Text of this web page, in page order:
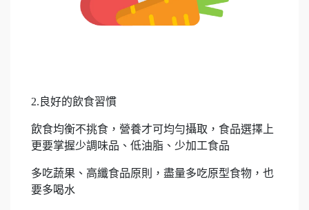
2.良好的飲食習慣
飲食均衡不挑食，營養才可均勻攝取，食品選擇上
更要掌握少調味品、低油脂、少加工食品
多吃蔬果、高纖食品原則，盡量多吃原型食物，也
要多喝水